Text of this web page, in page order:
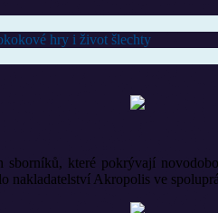
hry i život šlechty
které pokrývají
Akropolis ve